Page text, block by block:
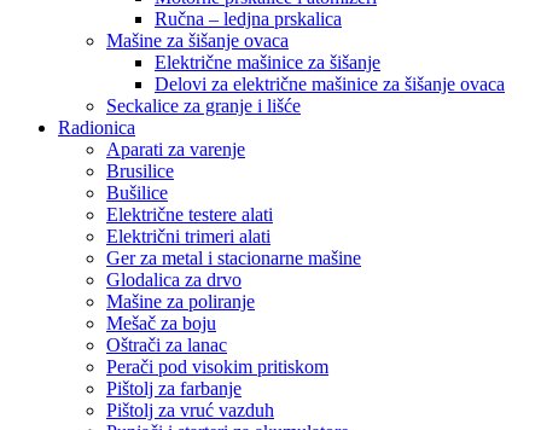
Ručna – ledjna prskalica
Mašine za šišanje ovaca
Električne mašinice za šišanje
Delovi za električne mašinice za šišanje ovaca
Seckalice za granje i lišće
Radionica
Aparati za varenje
Brusilice
Bušilice
Električne testere alati
Električni trimeri alati
Ger za metal i stacionarne mašine
Glodalica za drvo
Mašine za poliranje
Mešač za boju
Oštrači za lanac
Perači pod visokim pritiskom
Pištolj za farbanje
Pištolj za vruć vazduh